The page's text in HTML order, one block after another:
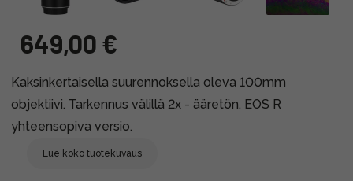
649,00 €
Kaksinkertaisella suurennoksella oleva 100mm
objektiivi. Tarkennus välillä 2x - ääretön. EOS R
yhteensopiva versio.
Lue koko tuotekuvaus